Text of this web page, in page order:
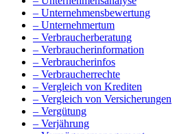
– Unternehmensbewertung
– Unternehmertum
– Verbraucherberatung
– Verbraucherinformation
– Verbraucherinfos
– Verbraucherrechte
– Vergleich von Krediten
– Vergleich von Versicherungen
– Vergütung
– Verjährung